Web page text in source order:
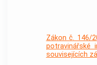
Zákon č. 146/
potravinářské
souvisejících